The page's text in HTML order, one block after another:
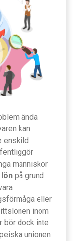
ända
kan
enskild
människor
lön på grund
eller
inom
bör dock inte
unionen